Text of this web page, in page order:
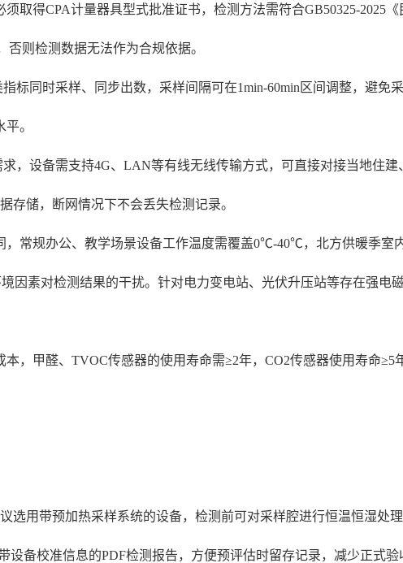
取得CPA计量器具型式批准证书，检测方法需符合GB50325-2025
则检测数据无法作为合规依据。
标同时采样、同步出数，采样间隔可在1min-60min区间调整，避免
。
，设备需支持4G、LAN等有线无线传输方式，可直接对接当地住
存储，断网情况下不会丢失检测记录。
常规办公、教学场景设备工作温度需覆盖0℃-40℃，北方供暖季室
素对检测结果的干扰。针对电力变电站、光伏升压站等存在强电
，甲醛、TVOC传感器的使用寿命需≥2年，CO2传感器使用寿命
选用带预加热采样系统的设备，检测前可对采样腔进行恒温恒湿处
备校准信息的PDF检测报告，方便预评估时留存记录，减少正式验